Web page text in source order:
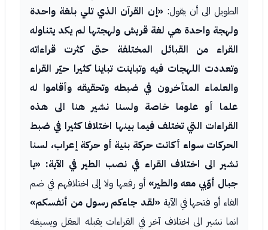
الطويل الى أن يقول: «إن القرآن الذي تلي بلغة واحدة
ولهجة واحدة هي لغة قريش ولهجتها لم يكد يتناوله
القراء من القبائل المختلفة حتى كثرت قراءاته
وتعددت اللهجات فيه وتباينت تباينا كثيرا حيّر القراء
والعلماء المتأخرون في ضبطه وتحقيقه وأقاموا له
علما أو علوما خاصة ولسنا نشير هنا الى هذه
القراءات التي تختلف فيما بينها اختلافا كثيرا في ضبط
الحركات سواء أكانت حركة بنية أو حركة إعراب، لسنا
نشير الى اختلاف القراء في نصب الطير في الآية: «يا
جبال أوّبي معه والطير» أو رفعها ولا إلى اختلافهم في ضم
الفاء أو فتحها في الآية «لقد جاءكم رسول من أنفسكم»
انما نشير الى اختلاف آخر في القراءات يقبله العقل ويسيغه